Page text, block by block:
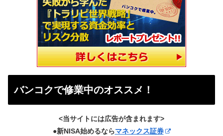
バンコクで修業中のオススメ！
<当サイトには広告が含まれます>
●新NISA始めるならマネックス証券